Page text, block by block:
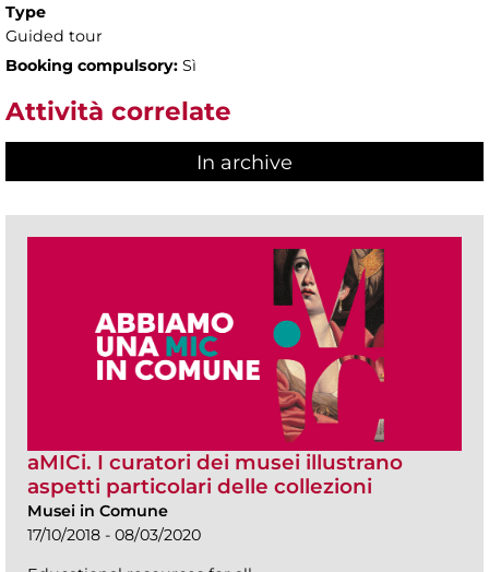
Type
Guided tour
Booking compulsory: Sì
Attività correlate
In archive
aMICi. I curatori dei musei illustrano
aspetti particolari delle collezioni
Musei in Comune
17/10/2018 - 08/03/2020